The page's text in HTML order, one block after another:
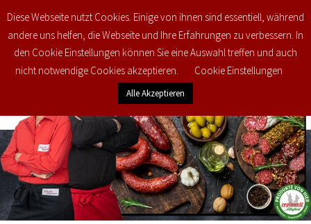
€0,00 0
Diese Webseite nutzt Cookies. Einige von ihnen sind essentiell, während
andere uns helfen, die Webseite und Ihre Erfahrungen zu verbessern. In
den Cookie Einstellungen können Sie eine Auswahl treffen und auch
nicht notwendige Cookies akzeptieren.
Cookie Einstellungen
Alle Akzeptieren